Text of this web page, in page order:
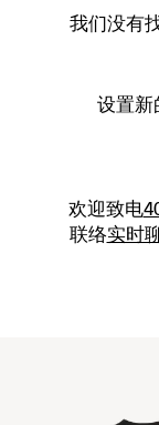
我们没有
设置新
欢迎致电
联络实时